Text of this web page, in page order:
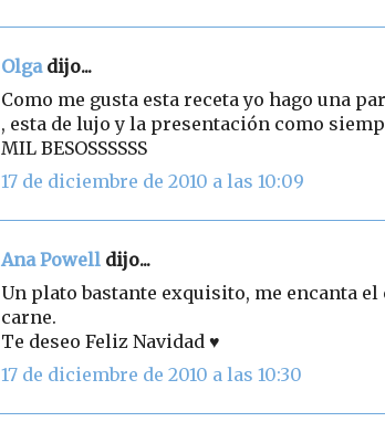
Olgadijo...
Como me gusta esta receta yo hago una
, esta de lujo y la presentación como
MIL BESOSSSSSS
17 de diciembre de 2010 a las 10:09
Ana Powell dijo...
Un plato bastante exquisito, me encanta
carne.
Te deseo Feliz Navidad ♥
17 de diciembre de 2010 a las 10:30